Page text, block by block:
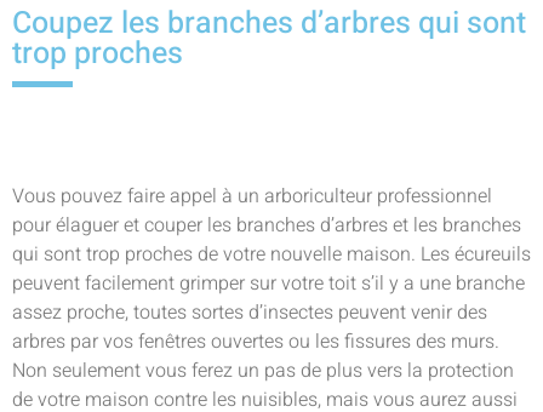
Coupez les branches d’arbres qui sont
trop proches
Vous pouvez faire appel à un arboriculteur professionnel
pour élaguer et couper les branches d’arbres et les branches
qui sont trop proches de votre nouvelle maison. Les écureuils
peuvent facilement grimper sur votre toit s’il y a une branche
assez proche, toutes sortes d’insectes peuvent venir des
arbres par vos fenêtres ouvertes ou les fissures des murs.
Non seulement vous ferez un pas de plus vers la protection
de votre maison contre les nuisibles, mais vous aurez aussi